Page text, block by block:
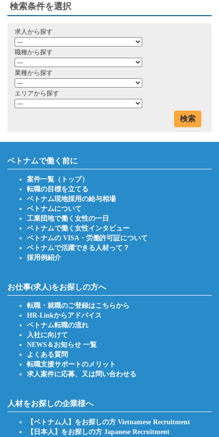
検索条件を選択
求人から探す
職種から探す
業種から探す
エリアから探す
検索
ベトナムで働く前に
案件一覧（トップ）
転職の目標を立てる
ベトナム現地採用の給与相場
ベトナムについて
工業団地で働く女性の一日
ベトナムで働く女性インタビュー
ベトナムの VISA・労働許可証について
ベトナムで活躍できる人材って？
採用例紹介
お仕事(求人)をお探しの方へ
転職・就職のご登録はこちらから
HR-Linkからアドバイス
ベトナム転職の流れ
入社に向けて
NEWS＆お知らせ 一覧
よくある質問
転職支援サポートのメリット
求人案件に応募、又は問い合わせる
人材をお探しの企業様へ
【ベトナム人】をお探しの方 Vietnamese Recruitment
【日本人】をお探しの方 Japanese Recruitment